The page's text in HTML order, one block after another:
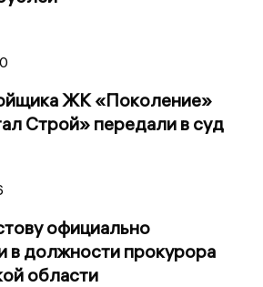
ЖК «Поколение»
Строй» передали в суд
официально
в должности прокурора
области